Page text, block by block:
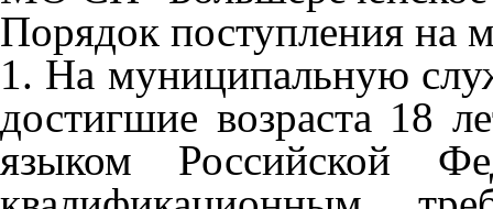
Порядок поступления на
1. На муниципальную
достигшие возраста 18
языком Российской